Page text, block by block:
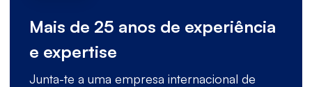
Mais de 25 anos de experiência
e expertise
Junta-te a uma empresa internacional de